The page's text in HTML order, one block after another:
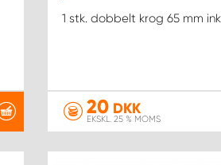
1 stk. dobbelt krog 65 mm
20 DKK
EKSKL. 25 % MOMS